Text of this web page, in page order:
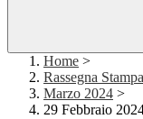
Home >
Rassegna Stampa
Marzo 2024 >
29 Febbraio